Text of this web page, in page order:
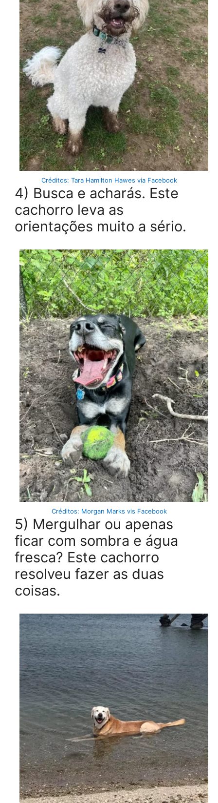
Créditos: Tara Hamilton Hawes via Facebook
4) Busca e acharás. Este
cachorro leva as
orientações muito a sério.
Créditos: Morgan Marks vis Facebook
5) Mergulhar ou apenas
ficar com sombra e água
fresca? Este cachorro
resolveu fazer as duas
coisas.